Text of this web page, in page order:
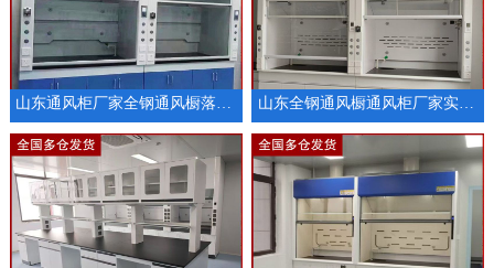
山东全钢通风橱通风柜厂家实验室家具供应